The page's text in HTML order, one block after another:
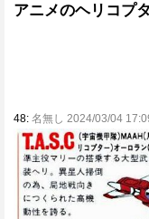
アニメのヘリコプ
48: 名無し 2024/03/04